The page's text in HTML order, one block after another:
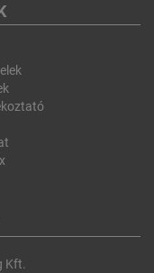
Kft.